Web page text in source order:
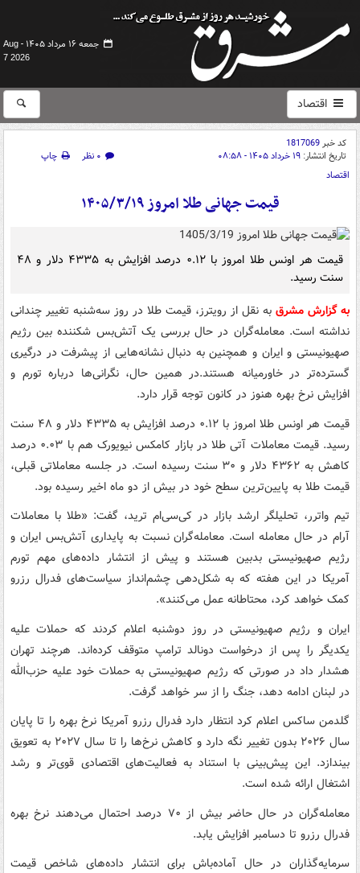
جمعه ۱۶ مرداد ۱۴۰۵ -
Aug
7 2026
اقتصاد
کد خبر1817069
تاریخ انتشار: ۱۹ خرداد ۱۴۰۵ - ۰۸:۵۸ ۰ نظر
چاپ
اقتصاد
قیمت جهانی طلا امروز ۱۴۰۵/۳/۱۹
قیمت هر اونس طلا امروز با ۰.۱۲ درصد افزایش به ۴۳۳۵ دلار و ۴۸
سنت رسید.
به گزارش مشرق به نقل از رویترز، قیمت طلا در روز سه‌شنبه تغییر چندانی
نداشته است. معامله‌گران در حال بررسی یک آتش‌بس شکننده بین رژیم
صهیونیستی و ایران و همچنین به دنبال نشانه‌هایی از پیشرفت در درگیری
گسترده‌تر در خاورمیانه هستند.در همین حال، نگرانی‌ها درباره تورم و
افزایش نرخ بهره هنوز در کانون توجه قرار دارد.
قیمت هر اونس طلا امروز با ۰.۱۲ درصد افزایش به ۴۳۳۵ دلار و ۴۸ سنت
رسید. قیمت معاملات آتی طلا در بازار کامکس نیویورک هم با ۰.۰۳ درصد
کاهش به ۴۳۶۲ دلار و ۳۰ سنت رسیده است. در جلسه معاملاتی قبلی،
قیمت طلا به پایین‌ترین سطح خود در بیش از دو ماه اخیر رسیده بود.
تیم واترر، تحلیلگر ارشد بازار در کی‌سی‌ام ترید، گفت: «طلا با معاملات
آرام در حال معامله است. معامله‌گران نسبت به پایداری آتش‌بس ایران و
رژیم صهیونیستی بدبین هستند و پیش از انتشار داده‌های مهم تورم
آمریکا در این هفته که به شکل‌دهی چشم‌انداز سیاست‌های فدرال رزرو
کمک خواهد کرد، محتاطانه عمل می‌کنند».
ایران و رژیم صهیونیستی در روز دوشنبه اعلام کردند که حملات علیه
یکدیگر را پس از درخواست دونالد ترامپ متوقف کرده‌اند. هرچند تهران
هشدار داد در صورتی که رژیم صهیونیستی به حملات خود علیه حزب‌الله
در لبنان ادامه دهد، جنگ را از سر خواهد گرفت.
گلدمن ساکس اعلام کرد انتظار دارد فدرال رزرو آمریکا نرخ بهره را تا پایان
سال ۲۰۲۶ بدون تغییر نگه دارد و کاهش نرخ‌ها را تا سال ۲۰۲۷ به تعویق
بیندازد. این پیش‌بینی با استناد به فعالیت‌های اقتصادی قوی‌تر و رشد
اشتغال ارائه شده است.
معامله‌گران در حال حاضر بیش از ۷۰ درصد احتمال می‌دهند نرخ بهره
فدرال رزرو تا دسامبر افزایش یابد.
سرمایه‌گذاران در حال آماده‌باش برای انتشار داده‌های شاخص قیمت